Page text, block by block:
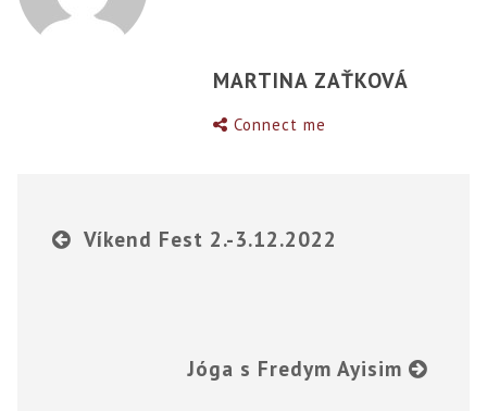
MARTINA ZAŤKOVÁ
Connect me
Víkend Fest 2.-3.12.2022
Jóga s Fredym Ayisim